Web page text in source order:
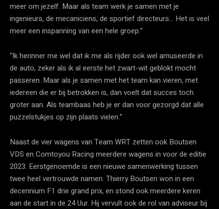
meer om jezelf. Maar als team werk je samen met je
ingenieurs, de mecaniciens, de sportief directeurs… Het is veel
meer een inspanning van een hele groep.”
“Ik herinner me wel dat ik me als rijder ook wel amuseerde in
de auto, zeker als ik al eerste het zwart-wit geblokt mocht
passeren. Maar als je samen met het team kan vieren, met
iedereen die er bij betrokken is, dan voelt dat succes toch
groter aan. Als teambaas heb je er dan voor gezorgd dat alle
puzzelstukjes op zijn plaats vielen.”
Naast de vier wagens van Team WRT zetten ook Boutsen
VDS en Comtoyou Racing meerdere wagens in voor de editie
2023. Eerstgenoemde is een nieuwe samenwerking tussen
twee heel vertrouwde namen. Thierry Boutsen won in een
decennium F1 drie grand prix, en stond ook meerdere keren
aan de start in de 24 Uur. Hij vervult ook de rol van adviseur bij